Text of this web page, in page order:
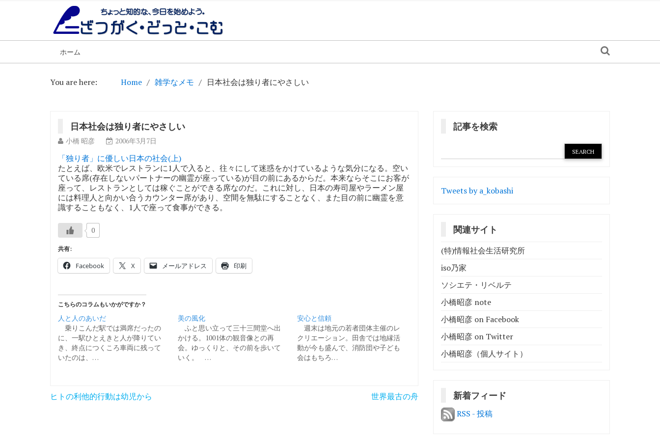
ホーム
You are here: Home 雑学なメモ 日本社会は独り者にやさしい
日本社会は独り者にやさしい
小橋 昭彦 2006年3月7日
「独り者」に優しい日本の社会(上)
たとえば、欧米でレストランに1人で入ると、往々にして迷惑をかけているような気分になる。空い
ている席(存在しないパートナーの幽霊が座っている)が目の前にあるからだ。本来ならそこにお客が
座って、レストランとしては稼ぐことができる席なのだ。これに対し、日本の寿司屋やラーメン屋
には料理人と向かい合うカウンター席があり、空間を無駄にすることなく、また目の前に幽霊を意
識することもなく、1人で座って食事ができる。
0
共有:
Facebook X メールアドレス 印刷
こちらのコラムもいかがですか？
人と人のあいだ
乗りこんだ駅では満席だったの
に、一駅ひとえきと人が降りてい
き、終点につくころ車両に残って
いたのは、…
美の風化
ふと思い立って三十三間堂へ出
かける。1001体の観音像との再
会。ゆっくりと、その前を歩いて
いく。 …
安心と信頼
週末は地元の若者団体主催のレ
クリエーション。田舎では地縁活
動が今も盛んで、消防団や子ども
会はもちろ…
投
ヒトの利他的行動は幼児から 世界最古の舟
記事を検索
Tweets by a_kobashi
関連サイト
(特)情報社会生活研究所
iso乃家
ソシエテ・リベルテ
小橋昭彦 note
小橋昭彦 on Facebook
小橋昭彦 on Twitter
小橋昭彦（個人サイト）
新着フィード
RSS - 投稿